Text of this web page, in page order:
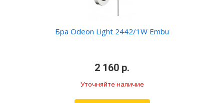
Бра Odeon Light 2442/1W Embu
2 160 р.
Уточняйте наличие